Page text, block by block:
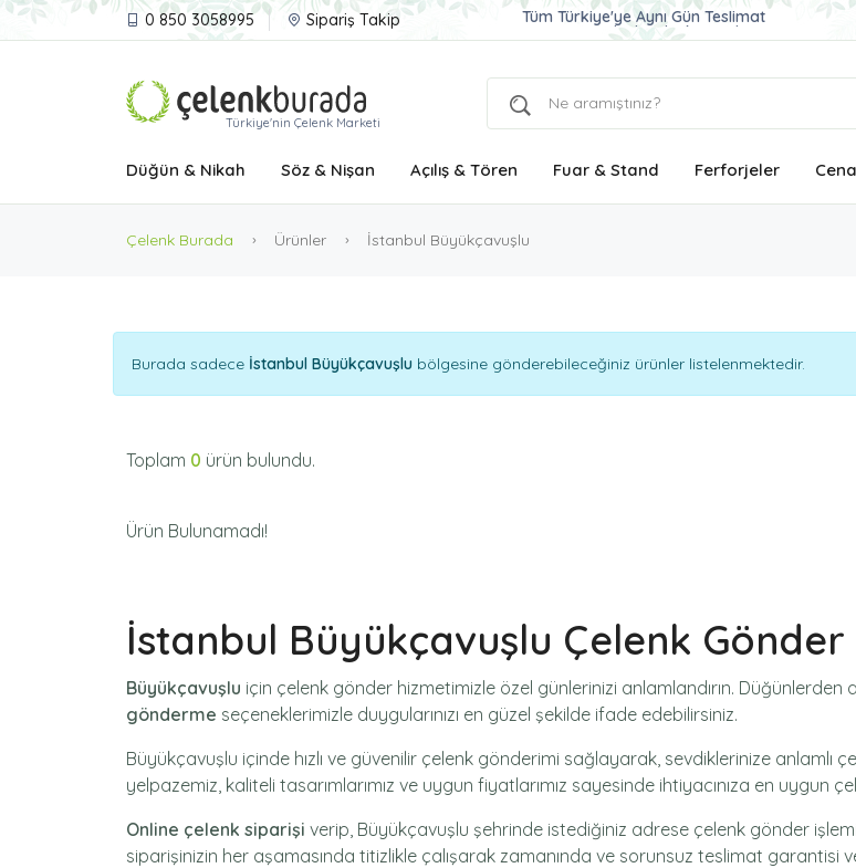
0 850 3058995 Sipariş Takip Tüm Türkiye'ye Aynı Gün Teslimat
Ucuz ve Kaliteli Çelenk Gönder
Aynı Gün Teslimat Çelenk Siparişi
Türkiye'nin Çelenk Marketi
Düğün & Nikah Söz & Nişan Açılış & Tören Fuar & Stand Ferforjeler
Çelenk Burada Ürünler İstanbul Büyükçavuşlu
Burada sadece İstanbul Büyükçavuşlu bölgesine gönderebileceğiniz ürünler listelenmektedir.
Toplam 0 ürün bulundu.
Ürün Bulunamadı!
İstanbul Büyükçavuşlu Çelenk Gönder
Büyükçavuşlu için çelenk gönder hizmetimizle özel günlerinizi anlamlandırın.
gönderme seçeneklerimizle duygularınızı en güzel şekilde ifade edebilirsiniz.
Büyükçavuşlu içinde hızlı ve güvenilir çelenk gönderimi sağlayarak, sevdiklerinize anlamlı
yelpazemiz, kaliteli tasarımlarımız ve uygun fiyatlarımız sayesinde ihtiyacınıza en uygun
Online çelenk siparişi verip, Büyükçavuşlu şehrinde istediğiniz adrese çelenk gönder
siparişinizin her aşamasında titizlikle çalışarak zamanında ve sorunsuz teslimat garantisi